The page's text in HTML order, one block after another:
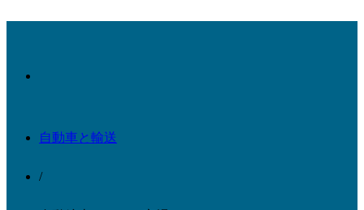
自動車と輸送
/